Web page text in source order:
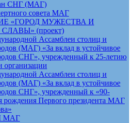
СНГ (МАГ)
совета МАГ
«ГОРОД МУЖЕСТВА И
(проект)
Ассамблеи столиц и
(МАГ) «За вклад в устойчивое
СНГ», учрежденный к 25-летию
организации
Ассамблеи столиц и
(МАГ) «За вклад в устойчивое
СНГ», учрежденный к «90-
рождения Первого президента МАГ
МАГ